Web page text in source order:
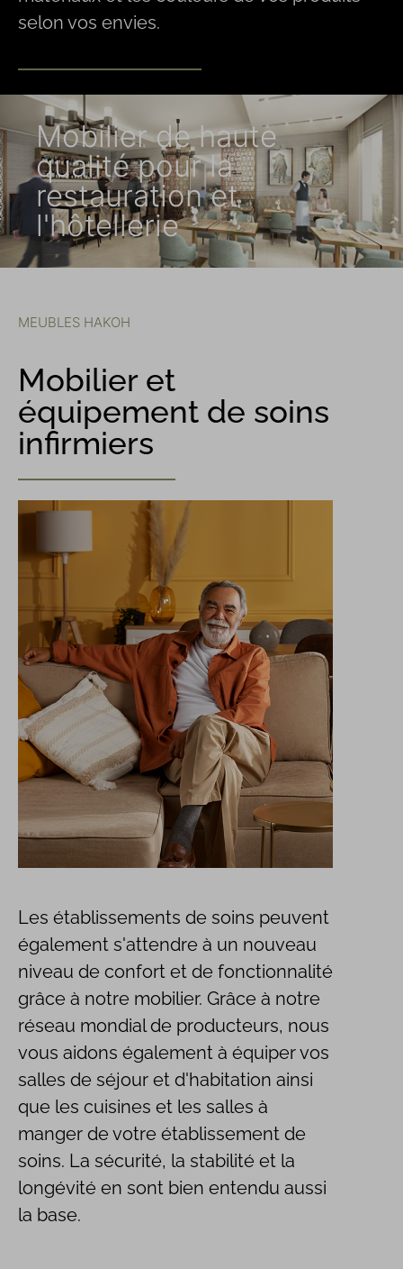
selon vos envies.
Mobilier de haute
qualité pour la
restauration et
l'hôtellerie
MEUBLES HAKOH
Mobilier et
équipement de soins
infirmiers
Les établissements de soins peuvent
également s'attendre à un nouveau
niveau de confort et de fonctionnalité
grâce à notre mobilier. Grâce à notre
réseau mondial de producteurs, nous
vous aidons également à équiper vos
salles de séjour et d'habitation ainsi
que les cuisines et les salles à
manger de votre établissement de
soins. La sécurité, la stabilité et la
longévité en sont bien entendu aussi
la base.